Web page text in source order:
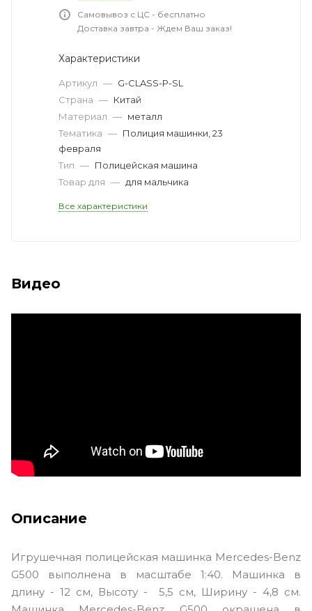
Самовывоз с ЦС - бесплатно
Доставка завтра - Ждем Ваш заказ!
Характеристики
Артикул — G-CLASS-P-SL
Страна — Китай
Материал — металл
Тематика — Полиция машинки, 23
февраля
Тип — Полицейская машина
Товар для — для мальчика
Все характеристики
Видео
Описание
Игрушечная полицейская машинка Mercedes-Benz
G500 выполнена в масштабе 1:40. Машинка в
длину - 12 см, Высоту - 5,5 см, Ширину - 4,8 см.